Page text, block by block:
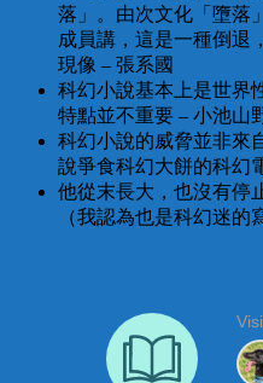
落」。由次文化「墮落
成員講，這是一種倒退
現像 – 張系國
科幻小說基本上是世界
特點並不重要 – 小池山
科幻小說的威脅並非來
說爭食科幻大餅的科幻
他從末長大，也沒有停
（我認為也是科幻迷的